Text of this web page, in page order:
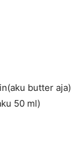
butter aja)
50 ml)